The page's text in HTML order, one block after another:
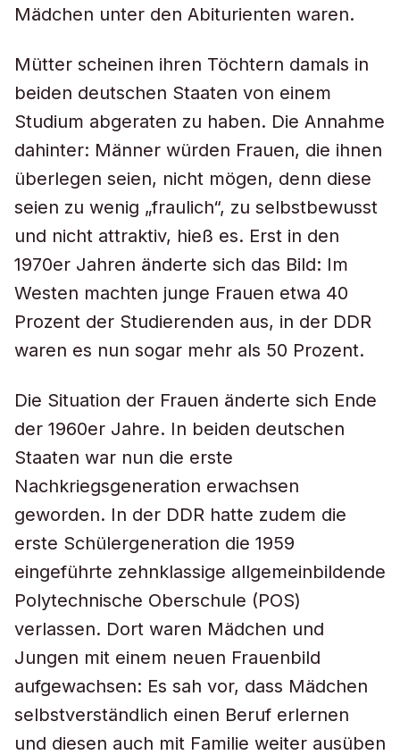
Mädchen unter den Abiturienten waren.
Mütter scheinen ihren Töchtern damals in
beiden deutschen Staaten von einem
Studium abgeraten zu haben. Die Annahme
dahinter: Männer würden Frauen, die ihnen
überlegen seien, nicht mögen, denn diese
seien zu wenig „fraulich“, zu selbstbewusst
und nicht attraktiv, hieß es. Erst in den
1970er Jahren änderte sich das Bild: Im
Westen machten junge Frauen etwa 40
Prozent der Studierenden aus, in der DDR
waren es nun sogar mehr als 50 Prozent.
Die Situation der Frauen änderte sich Ende
der 1960er Jahre. In beiden deutschen
Staaten war nun die erste
Nachkriegsgeneration erwachsen
geworden. In der DDR hatte zudem die
erste Schülergeneration die 1959
eingeführte zehnklassige allgemeinbildende
Polytechnische Oberschule (POS)
verlassen. Dort waren Mädchen und
Jungen mit einem neuen Frauenbild
aufgewachsen: Es sah vor, dass Mädchen
selbstverständlich einen Beruf erlernen
und diesen auch mit Familie weiter ausüben